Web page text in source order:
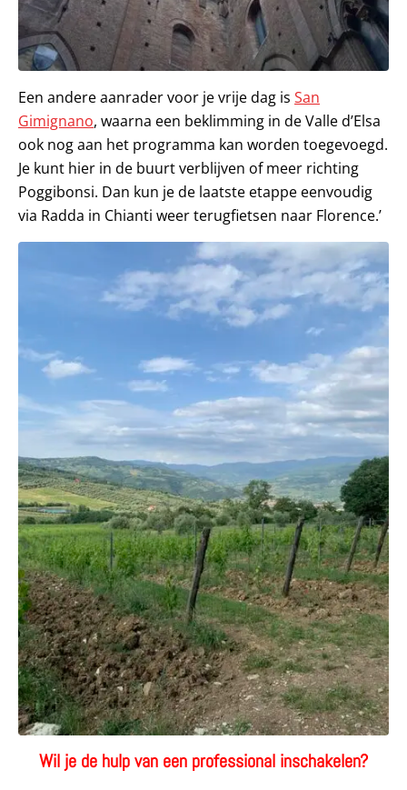
Een andere aanrader voor je vrije dag is San
Gimignano, waarna een beklimming in de Valle d’Elsa
ook nog aan het programma kan worden toegevoegd.
Je kunt hier in de buurt verblijven of meer richting
Poggibonsi. Dan kun je de laatste etappe eenvoudig
via Radda in Chianti weer terugfietsen naar Florence.’
Wil je dehulp van een professional inschakelen?